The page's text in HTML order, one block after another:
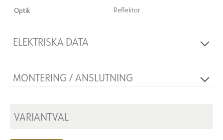
Optik Reflektor
ELEKTRISKA DATA
Spänning [V] 230V 50Hz
MONTERING / ANSLUTNING
VARIANTVAL